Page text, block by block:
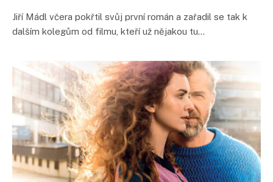
Jiří Mádl včera pokřtil svůj první román a zařadil se tak k
dalším kolegům od filmu, kteří už nějakou tu…